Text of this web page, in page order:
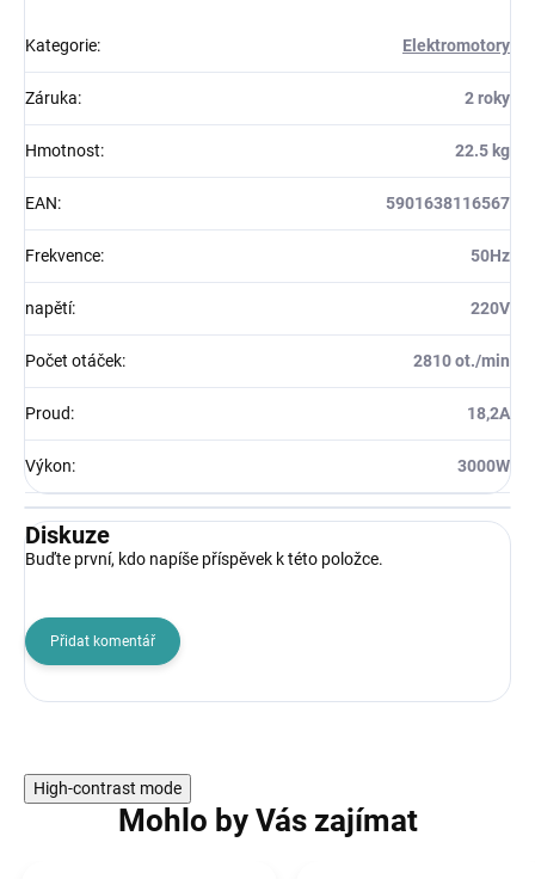
Kategorie: Elektromotory
Záruka: 2 roky
Hmotnost: 22.5 kg
EAN: 5901638116567
Frekvence: 50Hz
napětí: 220V
Počet otáček: 2810 ot./min
Proud: 18,2A
Výkon: 3000W
Diskuze
Buďte první, kdo napíše příspěvek k této položce.
Přidat komentář
High-contrast mode
Mohlo by Vás zajímat